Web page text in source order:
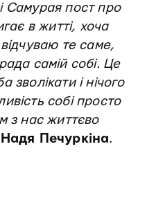
Самурая пост про
в житті, хоча
те саме,
самій собі. Це
і нічого
собі просто
з нас життєво
Надя Печуркіна.